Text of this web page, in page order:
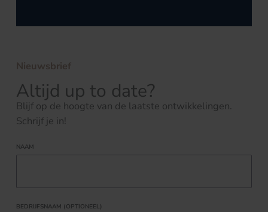
Nieuwsbrief
Altijd up to date?
Blijf op de hoogte van de laatste ontwikkelingen.
Schrijf je in!
NAAM
BEDRIJFSNAAM (OPTIONEEL)